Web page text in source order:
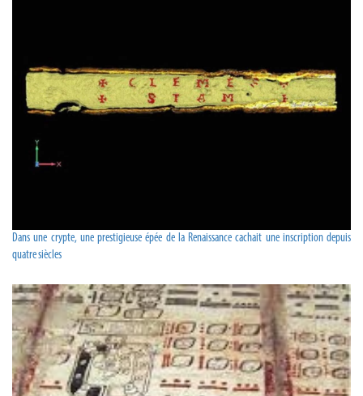
Dans une crypte, une prestigieuse épée de la Renaissance cachait une inscription depuis
quatre siècles